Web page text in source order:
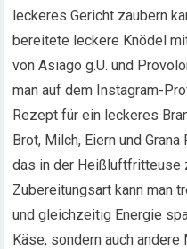
leckeres Gericht zaubern
bereitete leckere Knödel
von Asiago g.U. und
man auf dem Instagram-
Rezept für ein leckeres
Brot, Milch, Eiern und
das in der Heißluftfritteuse
Zubereitungsart kann man
und gleichzeitig Energie
Käse, sondern auch